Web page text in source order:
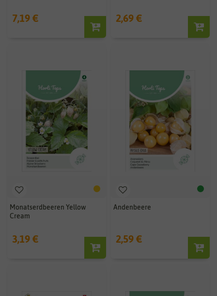
7,19 € 2,69 €
Monatserdbeeren Yellow
Cream
3,19 €
Andenbeere
2,59 €